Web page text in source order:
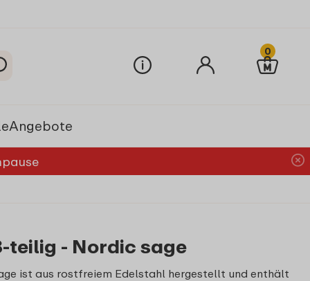
0
Angebote
teilig - Nordic sage
ist aus rostfreiem Edelstahl hergestellt und enthält